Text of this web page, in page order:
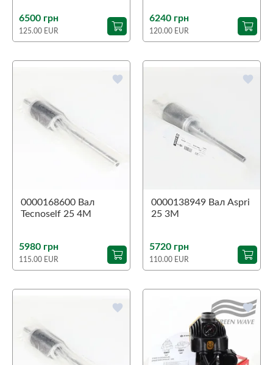
6500 грн
125.00 EUR
6240 грн
120.00 EUR
favorite
0000168600 Вал
Tecnoself 25 4M
5980 грн
115.00 EUR
favorite
0000138949 Вал Aspri
25 3M
5720 грн
110.00 EUR
favorite favorite